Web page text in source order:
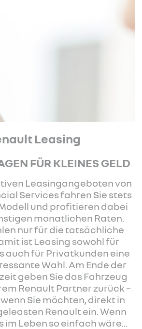
Leasing
FÜR KLEINES GELD
Leasingangeboten von
Services fahren Sie stets
und profitieren dabei
monatlichen Raten.
nur für die tatsächliche
ist Leasing sowohl für
auch für Privatkunden eine
Wahl. Am Ende der
geben Sie das Fahrzeug
Renault Partner zurück –
Sie möchten, direkt in
Renault ein. Wenn
im Leben so einfach wäre...